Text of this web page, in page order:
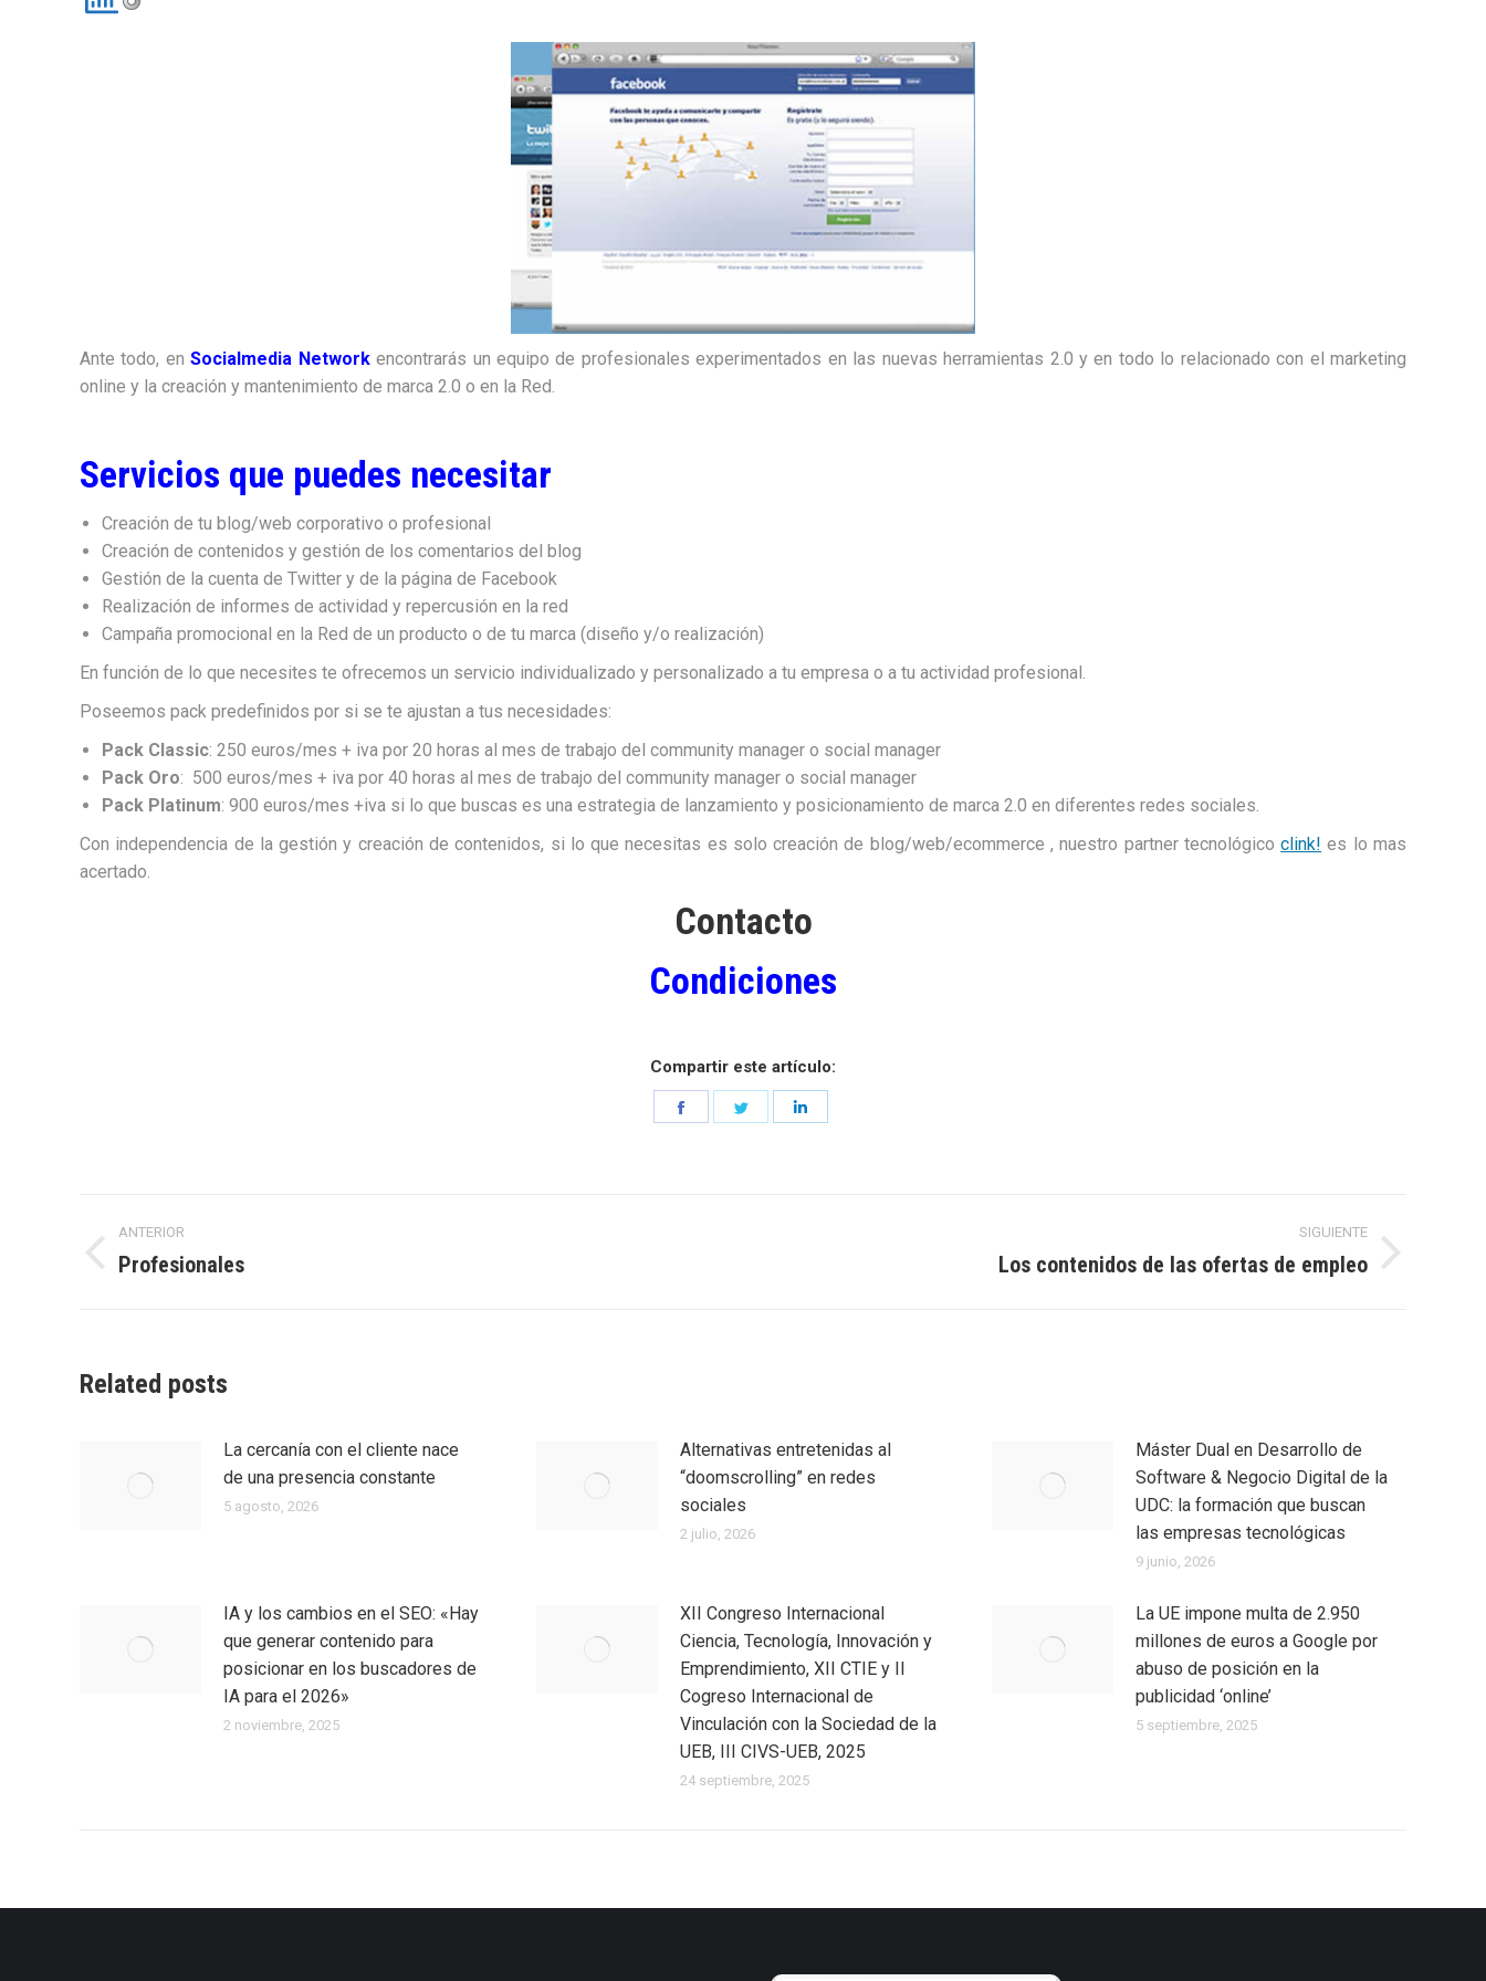
Ante todo, enSocialmedia Networkencontrarás un equipo de profesionales experimentados en las nuevas herramientas 2.0 y en todo lo relacionado con el marketing
online y la creación y mantenimiento de marca 2.0 o en la Red.
Servicios que puedes necesitar
Creación de tu blog/web corporativo o profesional
Creación de contenidos y gestión de los comentarios del blog
Gestión de la cuenta de Twitter y de la página de Facebook
Realización de informes de actividad y repercusión en la red
Campaña promocional en la Red de un producto o de tu marca (diseño y/o realización)
En función de lo que necesites te ofrecemos un servicio individualizado y personalizado a tu empresa o a tu actividad profesional.
Poseemos pack predefinidos por si se te ajustan a tus necesidades:
Pack Classic: 250 euros/mes + iva por 20 horas al mes de trabajo del community manager o social manager
Pack Oro: 500 euros/mes + iva por 40 horas al mes de trabajo del community manager o social manager
Pack Platinum: 900 euros/mes +iva si lo que buscas es una estrategia de lanzamiento y posicionamiento de marca 2.0 en diferentes redes sociales.
Con independencia de la gestión y creación de contenidos, si lo que necesitas es solo creación de blog/web/ecommerce , nuestro partner tecnológicoclink! es lo mas
acertado.
Contacto
Condiciones
Compartir este artículo:
Share
Navegación
entre
ANTERIOR
Entrada
Profesionales
SIGUIENTE
Los contenidos de las ofertas de empleo
Related posts
La cercanía con el cliente nace
de una presencia constante
5 agosto, 2026
Alternativas entretenidas al
“doomscrolling” en redes
sociales
2 julio, 2026
Máster Dual en Desarrollo de
Software & Negocio Digital de la
UDC: la formación que buscan
las empresas tecnológicas
9 junio, 2026
IA y los cambios en el SEO: «Hay
que generar contenido para
posicionar en los buscadores de
IA para el 2026»
2 noviembre, 2025
XII Congreso Internacional
Ciencia, Tecnología, Innovación y
Emprendimiento, XII CTIE y II
Cogreso Internacional de
Vinculación con la Sociedad de la
UEB, III CIVS-UEB, 2025
24 septiembre, 2025
La UE impone multa de 2.950
millones de euros a Google por
abuso de posición en la
publicidad ‘online’
5 septiembre, 2025